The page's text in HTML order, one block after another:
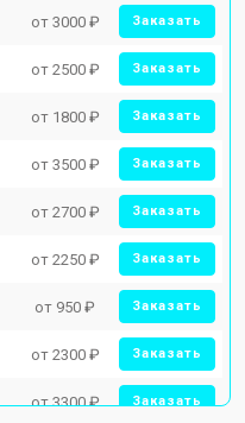
от 3000 ₽ Заказать
от 2500 ₽ Заказать
от 1800 ₽ Заказать
от 3500 ₽ Заказать
от 2700 ₽ Заказать
от 2250 ₽ Заказать
от 950 ₽ Заказать
от 2300 ₽ Заказать
от 3300 ₽ Заказать